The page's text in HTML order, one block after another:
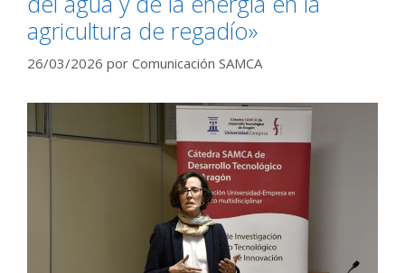
agricultura de regadío»
26/03/2026 por Comunicación SAMCA